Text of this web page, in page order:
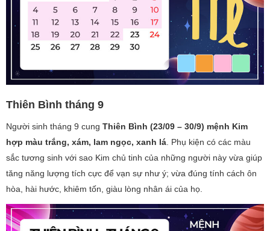
Thiên Bình tháng 9
Người sinh tháng 9 cung Thiên Bình (23/09 – 30/9) mệnh Kim
hợp màu trắng, xám, lam ngọc, xanh lá. Phụ kiện có các màu
sắc tương sinh với sao Kim chủ tinh của những người này vừa giúp
tăng năng lượng tích cực để vạn sự như ý; vừa đúng tính cách ôn
hòa, hài hước, khiêm tốn, giàu lòng nhân ái của họ.